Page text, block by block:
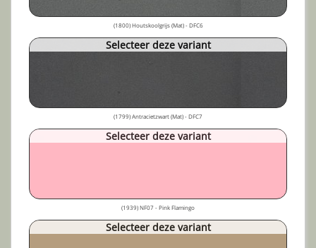
(1800) Houtskoolgrijs (Mat) - DFC6
Selecteer deze variant
(1799) Antracietzwart (Mat) - DFC7
Selecteer deze variant
(1939) NF07 - Pink Flamingo
Selecteer deze variant